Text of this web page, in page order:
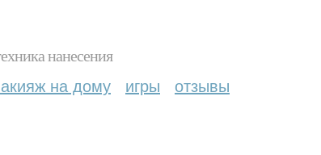
нанесения
на дому игры отзывы